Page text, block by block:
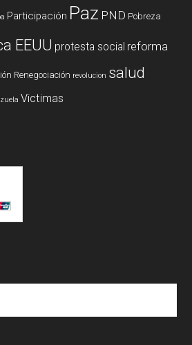
Participación Paz PND Pobreza
EEUU protesta social reforma
Renegociación revolucion salud
Victimas